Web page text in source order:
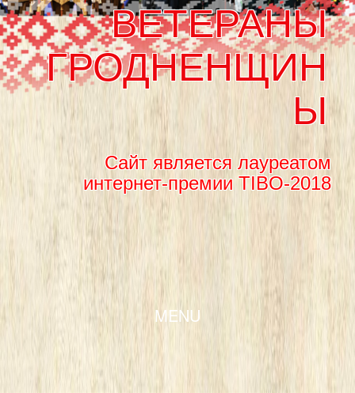
ВЕТЕРАНЫ
ГРОДНЕНЩИН
Ы
Сайт является лауреатом
интернет-премии TIBO-2018
MENU
SKIP TO CONTENT